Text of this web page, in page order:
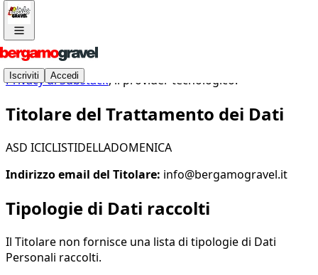
Iscriviti Accedi
Accetti la politica sulla privacy qui sotto e la
Privacy di Substack, il provider tecnologico.
Titolare del Trattamento dei Dati
ASD ICICLISTIDELLADOMENICA
Indirizzo email del Titolare: info@bergamogravel.it
Tipologie di Dati raccolti
Il Titolare non fornisce una lista di tipologie di Dati
Personali raccolti.